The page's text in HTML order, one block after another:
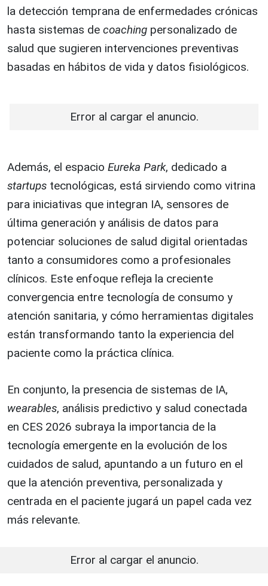
la detección temprana de enfermedades crónicas
hasta sistemas de coaching personalizado de
salud que sugieren intervenciones preventivas
basadas en hábitos de vida y datos fisiológicos.
Error al cargar el anuncio.
Además, el espacio Eureka Park, dedicado a
startups tecnológicas, está sirviendo como vitrina
para iniciativas que integran IA, sensores de
última generación y análisis de datos para
potenciar soluciones de salud digital orientadas
tanto a consumidores como a profesionales
clínicos. Este enfoque refleja la creciente
convergencia entre tecnología de consumo y
atención sanitaria, y cómo herramientas digitales
están transformando tanto la experiencia del
paciente como la práctica clínica.
En conjunto, la presencia de sistemas de IA,
wearables, análisis predictivo y salud conectada
en CES 2026 subraya la importancia de la
tecnología emergente en la evolución de los
cuidados de salud, apuntando a un futuro en el
que la atención preventiva, personalizada y
centrada en el paciente jugará un papel cada vez
más relevante.
Error al cargar el anuncio.